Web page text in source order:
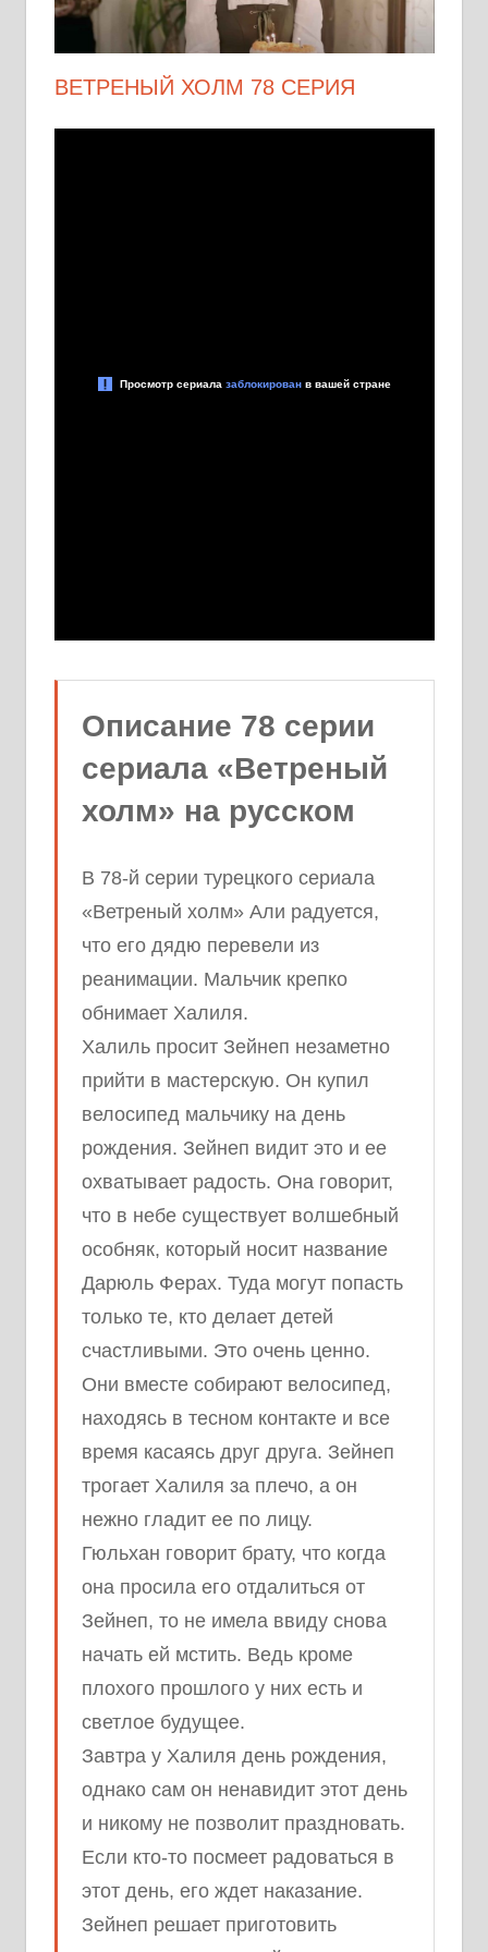
ВЕТРЕНЫЙ ХОЛМ 78 СЕРИЯ
Описание 78 серии
сериала «Ветреный
холм» на русском
В 78-й серии турецкого сериала
«Ветреный холм» Али радуется,
что его дядю перевели из
реанимации. Мальчик крепко
обнимает Халиля.
Халиль просит Зейнеп незаметно
прийти в мастерскую. Он купил
велосипед мальчику на день
рождения. Зейнеп видит это и ее
охватывает радость. Она говорит,
что в небе существует волшебный
особняк, который носит название
Дарюль Ферах. Туда могут попасть
только те, кто делает детей
счастливыми. Это очень ценно.
Они вместе собирают велосипед,
находясь в тесном контакте и все
время касаясь друг друга. Зейнеп
трогает Халиля за плечо, а он
нежно гладит ее по лицу.
Гюльхан говорит брату, что когда
она просила его отдалиться от
Зейнеп, то не имела ввиду снова
начать ей мстить. Ведь кроме
плохого прошлого у них есть и
светлое будущее.
Завтра у Халиля день рождения,
однако сам он ненавидит этот день
и никому не позволит праздновать.
Если кто-то посмеет радоваться в
этот день, его ждет наказание.
Зейнеп решает приготовить